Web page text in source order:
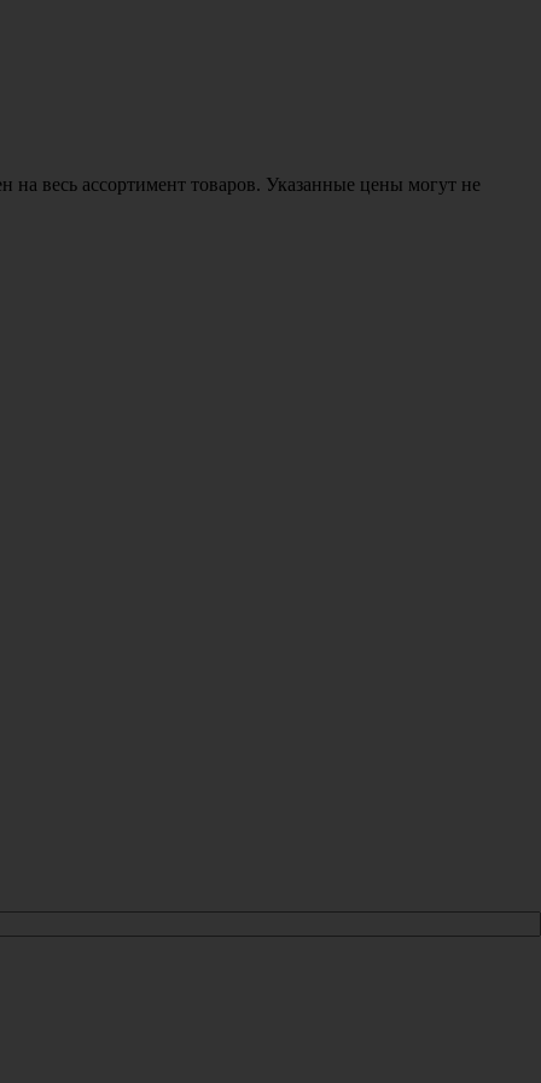
весь ассортимент товаров. Указанные цены могут не